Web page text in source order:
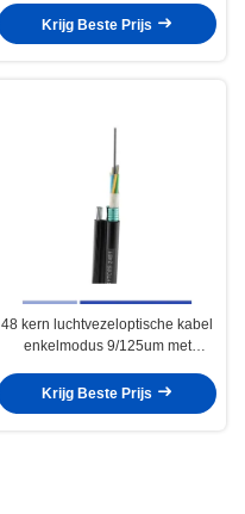
kabel
Krijg Beste Prijs
48 kern luchtvezeloptische kabel
enkelmodus 9/125um met
GYTC8S
Krijg Beste Prijs